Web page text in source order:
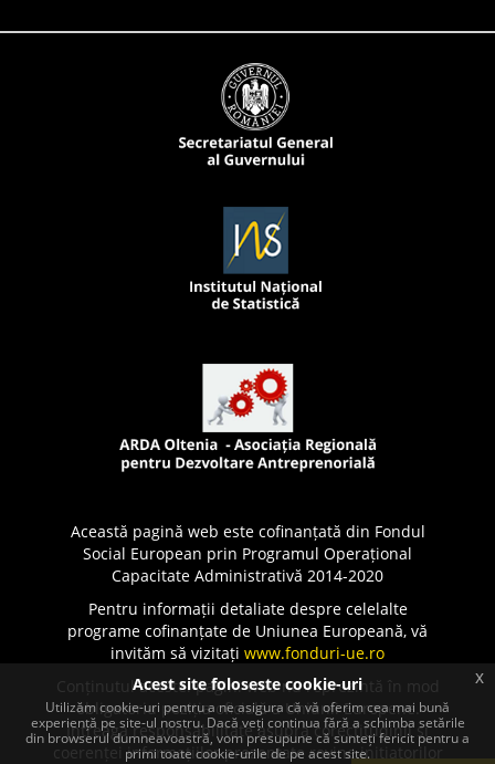
Această pagină web este cofinanțată din Fondul
Social European prin Programul Operațional
Capacitate Administrativă 2014-2020
Pentru informații detaliate despre celelalte
programe cofinanțate de Uniunea Europeană, vă
invităm să vizitați www.fonduri-ue.ro
Conținutul acestei pagini web nu reprezintă în mod
obligatoriu poziția oficială a Uniunii Europene.
Întreaga responsabilitate asupra corectitudinii și
coerenței informațiilor prezentate revine inițiatorilor
Acest site foloseste cookie-uri
Utilizăm cookie-uri pentru a ne asigura că vă oferim cea mai bună
experiență pe site-ul nostru. Dacă veți continua fără a schimba setările
din browserul dumneavoastră, vom presupune că sunteți fericit pentru a
primi toate cookie-urile de pe acest site.
x